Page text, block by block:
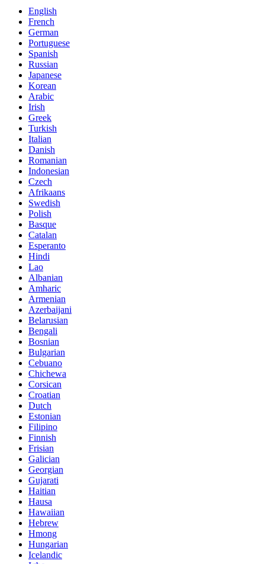
English
French
German
Portuguese
Spanish
Russian
Japanese
Korean
Arabic
Irish
Greek
Turkish
Italian
Danish
Romanian
Indonesian
Czech
Afrikaans
Swedish
Polish
Basque
Catalan
Esperanto
Hindi
Lao
Albanian
Amharic
Armenian
Azerbaijani
Belarusian
Bengali
Bosnian
Bulgarian
Cebuano
Chichewa
Corsican
Croatian
Dutch
Estonian
Filipino
Finnish
Frisian
Galician
Georgian
Gujarati
Haitian
Hausa
Hawaiian
Hebrew
Hmong
Hungarian
Icelandic